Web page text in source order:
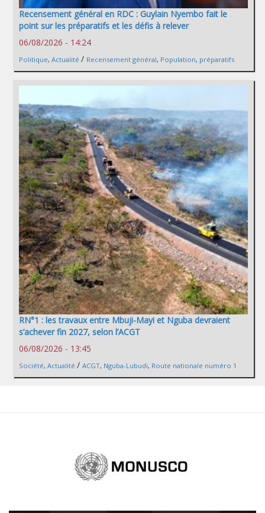
Recensement général en RDC : Guylain Nyembo fait le
point sur les préparatifs et les défis à relever
06/08/2026 - 14:24
Politique, Actualité / Recensement général, Population, préparatifs
RN°1 : les travaux entre Mbuji-Mayi et Nguba devraient
s’achever fin 2027, selon l’ACGT
06/08/2026 - 13:45
Société, Actualité / ACGT, Nguba-Lubudi, Route nationale numéro 1